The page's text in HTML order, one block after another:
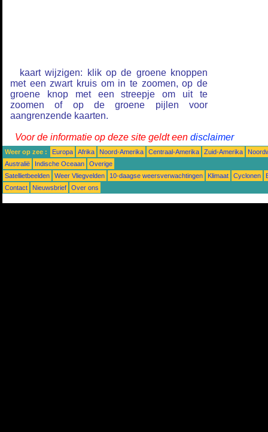
kaart wijzigen: klik op de groene knoppen
met een zwart kruis om in te zoomen, op de
groene knop met een streepje om uit te
zoomen of op de groene pijlen voor
aangrenzende kaarten.
Voor de informatie op deze site geldt een disclaimer
Weer op zee : Europa Afrika Noord-Amerika Centraal-Amerika Zuid-Amerika
Australië
Indische Oceaan
Overige
Satellietbeelden
Weer Vliegvelden 10-daagse weersverwachtingen Klimaat Cyclonen
Contact
Nieuwsbrief Over ons